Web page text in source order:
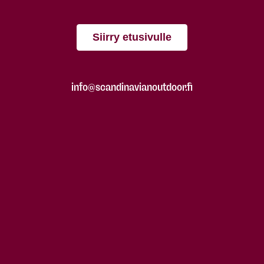
Siirry etusivulle
info@scandinavianoutdoor.fi